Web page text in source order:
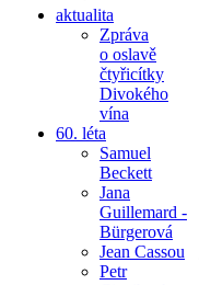
aktualita
Zpráva
o oslavě
čtyřicítky
Divokého
vína
60. léta
Samuel
Beckett
Jana
Guillemard -
Bürgerová
Jean Cassou
Petr